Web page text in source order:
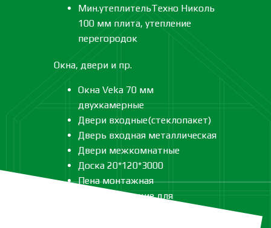
Мин.утеплительТехно Николь
100 мм плита, утепление
перегородок
Окна, двери и пр.
Окна Veka 70 мм
двухкамерные
Двери входные(стеклопакет)
Дверь входная металлическая
Двери межкомнатные
Доска 20*120*3000
Пена монтажная
Комплектующие для